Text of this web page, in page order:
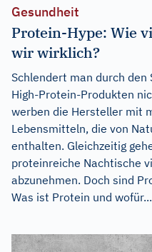
Gesundheit
Protein-Hype: Wie
wir wirklich?
Schlendert man durch den
High-Protein-Produkten
werben die Hersteller mit
Lebensmitteln, die von
enthalten. Gleichzeitig
proteinreiche Nachtische
abzunehmen. Doch sind
Was ist Protein und wofür...